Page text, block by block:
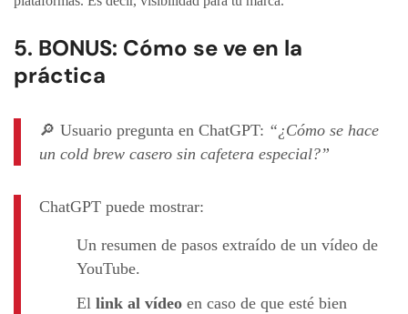
5. BONUS: Cómo se ve en la
práctica
🔎 Usuario pregunta en ChatGPT: “¿Cómo se hace
un cold brew casero sin cafetera especial?”
ChatGPT puede mostrar:
Un resumen de pasos extraído de un vídeo de
YouTube.
El link al vídeo en caso de que esté bien